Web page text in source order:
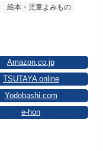
絵本・児童よみもの
Amazon.co.jp
TSUTAYA online
Yodobashi.com
e-hon